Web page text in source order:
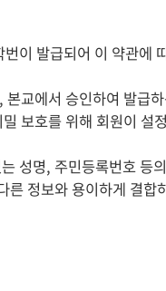
이 발급되어 이 약관에
교에서 승인하여 발급
보호를 위해 회원이 설
성명, 주민등록번호 등
정보와 용이하게 결합